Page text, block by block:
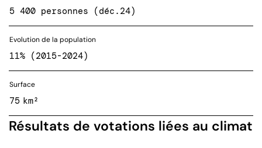
5 400 personnes (déc.24)
Evolution de la population
11% (2015-2024)
Surface
75 km²
Résultats de votations liées au climat